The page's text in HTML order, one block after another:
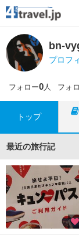
bn-
プロフ
フォロー0人 フォ
トップ
最近の旅行記